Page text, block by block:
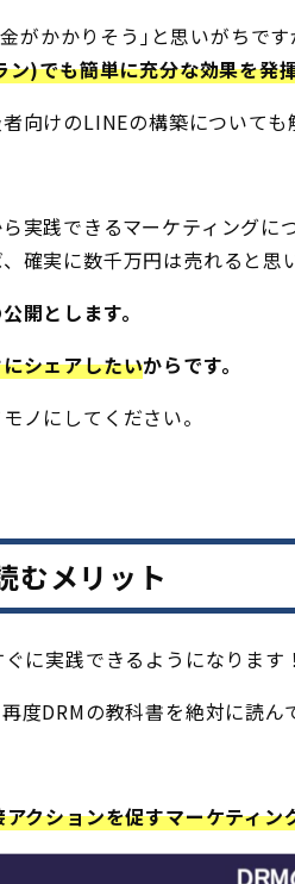
がかかりそう｣と思いがちで
ン)でも簡単に充分な効果を発
向けのLINEの構築についても
実践できるマーケティング
確実に数千万円は売れると思
開とします。
シェアしたいからです。
ノにしてください。
むメリット
に実践できるようになります
度DRMの教科書を絶対に読ん
クションを促すマーケティン